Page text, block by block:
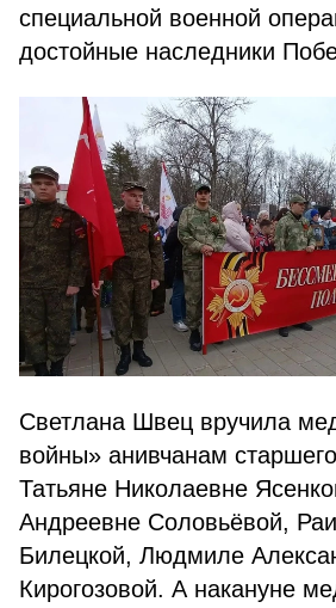
специальной военной
достойные наследники
Светлана Швец вручила
войны» анивчанам
Татьяне Николаевне
Андреевне Соловьёвой,
Билецкой, Людмиле
Кирогозовой. А накануне